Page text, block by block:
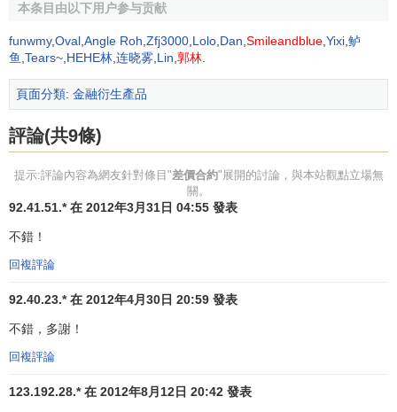
差價合約的計算
可持有合約天數＝（保證金比例/貸款利率或存貸款
差）*365天
當然，這裡的這個合理期限是指單張合約的保證金而
言，並不是指保證金賬戶中的所有保證金。
貨幣差價合約和普通商品的差價合約的區別
貨幣差價合約和普通商品的差價合約有些許差異：
首先，貨幣的差價合約使用的是即期市場價格作為合約
價，結算沖銷時按照沖銷當時的即期市場價格作為結算價，
是什麼貨幣
貨幣交易本身的特點，所以結算時不會保證金貨幣作為
本条目由以下用户参与贡献
funwmy,Oval Angle Roh Zfj3000 Lolo Dan Smileandblue Yixi 鲈
鱼 Tears~ HEHE林 连晓雾 Lin 郭林
頁面分類: 金融衍生產品
評論(共9條)
提示:評論內容為網友針對條目"差價合約"展開的討論，與本站觀點立場無
關。
92.41.51.* 在 2012年3月31日 04:55 發表
不錯！
回複評論
92.40.23.* 在 2012年4月30日 20:59 發表
不錯，多謝！
回複評論
123.192.28.* 在 2012年8月12日 20:42 發表